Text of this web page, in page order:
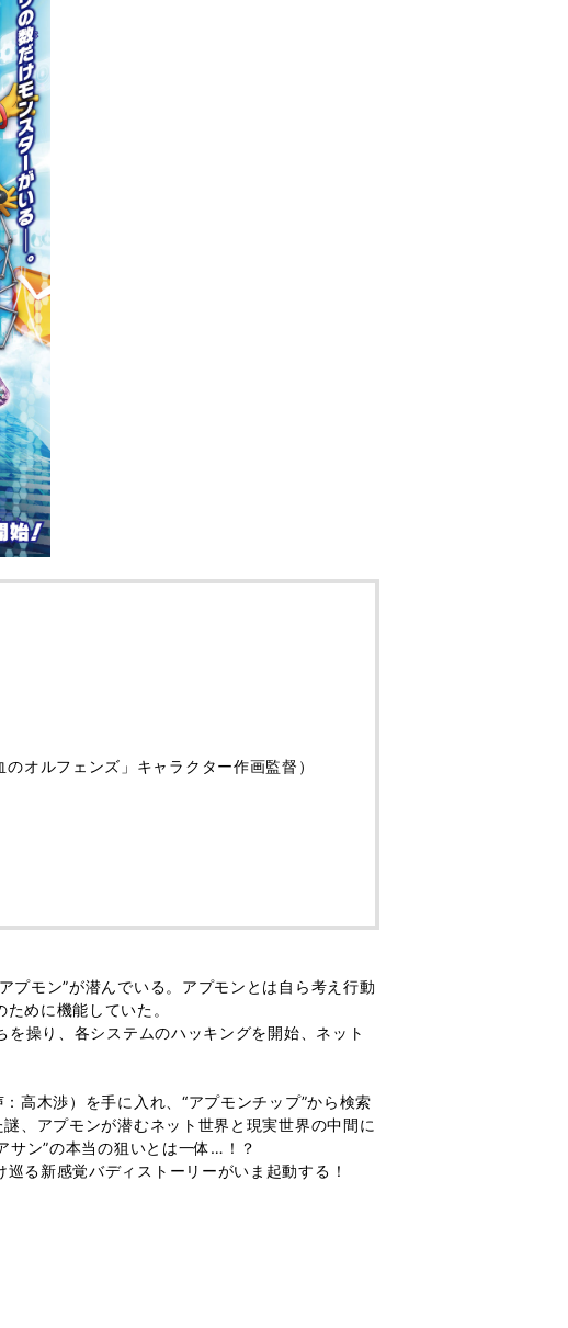
オルフェンズ」キャラクター作画監督）
プモン”が潜んでいる。アプモンとは自ら考え行動
めに機能していた。
操り、各システムのハッキングを開始、ネット
高木渉）を手に入れ、“アプモンチップ”から検索
、アプモンが潜むネット世界と現実世界の中間に
サン”の本当の狙いとは一体…！？
る新感覚バディストーリーがいま起動する！